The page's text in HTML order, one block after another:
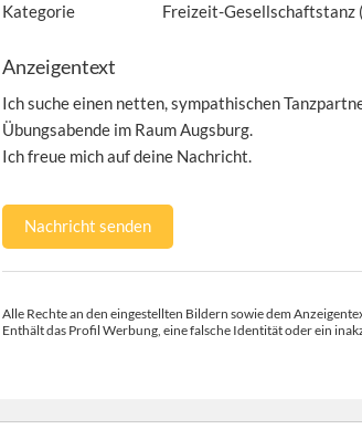
Kategorie
Freizeit-Gesellschaftstanz
Anzeigentext
Ich suche einen netten, sympathischen
Übungsabende im Raum Augsburg.
Ich freue mich auf deine Nachricht.
Nachricht senden
Alle Rechte an den eingestellten Bildern sowie dem
Enthält das Profil Werbung, eine falsche Identität oder ein